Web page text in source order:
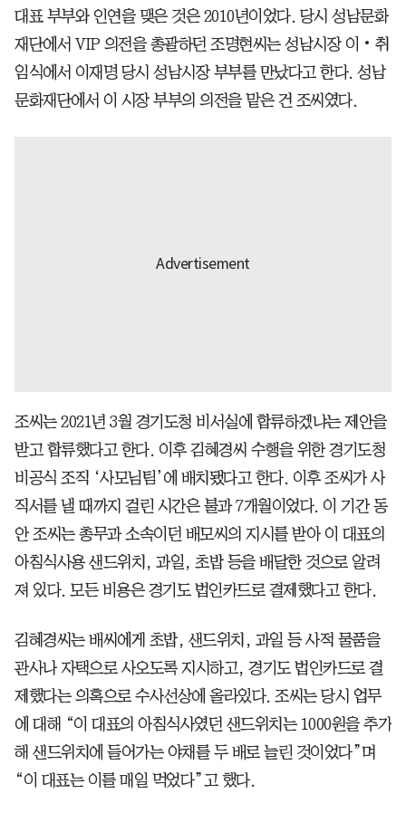
대표 부부와 인연을 맺은 것은 2010년이었다. 당시 성남문화
재단에서 VIP 의전을 총괄하던 조명현씨는 성남시장 이‧취
임식에서 이재명 당시 성남시장 부부를 만났다고 한다. 성남
문화재단에서 이 시장 부부의 의전을 맡은 건 조씨였다.
조씨는 2021년 3월 경기도청 비서실에 합류하겠냐는 제안을
받고 합류했다고 한다. 이후 김혜경씨 수행을 위한 경기도청
비공식 조직 ‘사모님팀’에 배치됐다고 한다. 이후 조씨가 사
직서를 낼 때까지 걸린 시간은 불과 7개월이었다. 이 기간 동
안 조씨는 총무과 소속이던 배모씨의 지시를 받아 이 대표의
아침식사용 샌드위치, 과일, 초밥 등을 배달한 것으로 알려
져 있다. 모든 비용은 경기도 법인카드로 결제했다고 한다.
김혜경씨는 배씨에게 초밥, 샌드위치, 과일 등 사적 물품을
관사나 자택으로 사오도록 지시하고, 경기도 법인카드로 결
제했다는 의혹으로 수사선상에 올라있다. 조씨는 당시 업무
에 대해 “이 대표의 아침식사였던 샌드위치는 1000원을 추가
해 샌드위치에 들어가는 야채를 두 배로 늘린 것이었다”며
“이 대표는 이를 매일 먹었다”고 했다.